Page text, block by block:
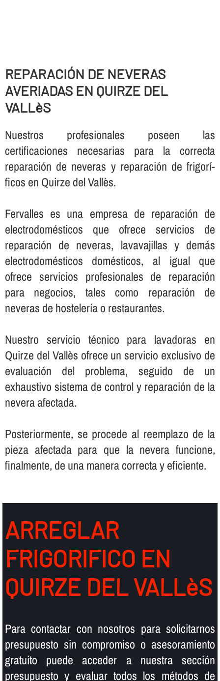
REPARACIÓN DE NEVERAS
AVERIADAS EN QUIRZE DEL
VALLèS
Nuestros profesionales poseen las
certificaciones necesarias para la correcta
reparación de neveras y reparación de frigorí­
ficos en Quirze del Vallès.
Fervalles es una empresa de reparación de
electrodomésticos que ofrece servicios de
reparación de neveras, lavavajillas y demás
electrodomésticos domésticos, al igual que
ofrece servicios profesionales de reparación
para negocios, tales como reparación de
neveras de hostelerí­a o restaurantes.
Nuestro servicio técnico para lavadoras en
Quirze del Vallès ofrece un servicio exclusivo de
evaluación del problema, seguido de un
exhaustivo sistema de control y reparación de la
nevera afectada.
Posteriormente, se procede al reemplazo de la
pieza afectada para que la nevera funcione,
finalmente, de una manera correcta y eficiente.
ARREGLAR
FRIGORIFICO EN
QUIRZE DEL VALLèS
Para contactar con nosotros para solicitarnos
presupuesto sin compromiso o asesoramiento
gratuito puede acceder a nuestra sección
presupuesto y evaluar todos los métodos de